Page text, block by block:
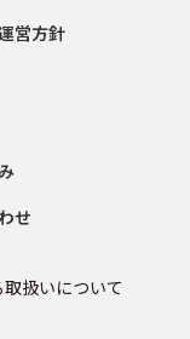
営方針
せ
扱いについて